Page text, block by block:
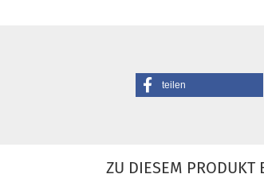
teilen
ZU DIESEM